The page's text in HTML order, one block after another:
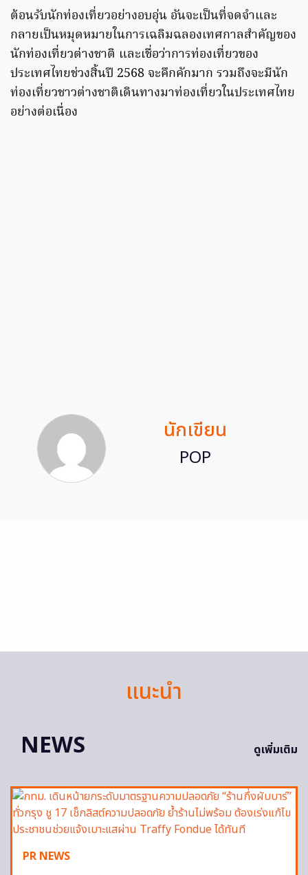
ต้อนรับนักท่องเที่ยวอย่างอบอุ่น อันจะเป็นที่จดจำและ
กลายเป็นหมุดหมายในการเฉลิมฉลองเทศกาลสำคัญของ
นักท่องเที่ยวต่างชาติ และเชื่อว่าการท่องเที่ยวของ
ประเทศไทยช่วงสิ้นปี 2568 จะคึกคักมาก รวมถึงจะมีนัก
ท่องเที่ยวชาวต่างชาติเดินทางมาท่องเที่ยวในประเทศไทย
อย่างต่อเนื่อง
นักเขียน
POP
แนะนำ
NEWS
ดูเพิ่มเติม
PR NEWS